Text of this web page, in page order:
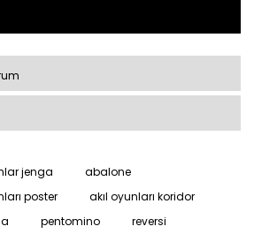
jenga
abalone
poster
akıl oyunları koridor
pentomino
reversi